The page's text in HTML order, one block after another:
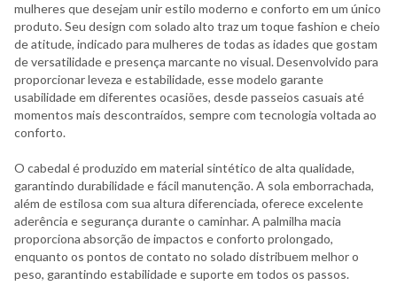
mulheres que desejam unir estilo moderno e conforto em um único
produto. Seu design com solado alto traz um toque fashion e cheio
de atitude, indicado para mulheres de todas as idades que gostam
de versatilidade e presença marcante no visual. Desenvolvido para
proporcionar leveza e estabilidade, esse modelo garante
usabilidade em diferentes ocasiões, desde passeios casuais até
momentos mais descontraídos, sempre com tecnologia voltada ao
conforto.
O cabedal é produzido em material sintético de alta qualidade,
garantindo durabilidade e fácil manutenção. A sola emborrachada,
além de estilosa com sua altura diferenciada, oferece excelente
aderência e segurança durante o caminhar. A palmilha macia
proporciona absorção de impactos e conforto prolongado,
enquanto os pontos de contato no solado distribuem melhor o
peso, garantindo estabilidade e suporte em todos os passos.